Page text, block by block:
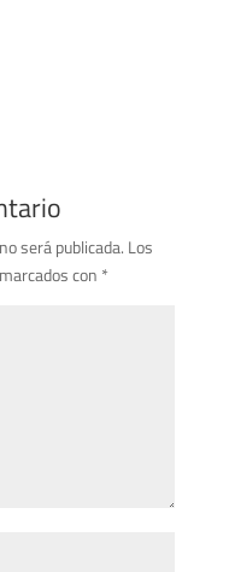
será publicada. Los
con *